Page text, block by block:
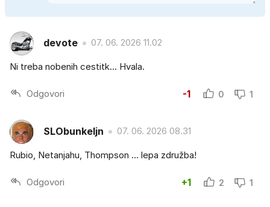
devote 07. 06. 2026 11.02
Ni treba nobenih cestitk... Hvala.
Odgovori -1 0 1
SLObunkeljn 07. 06. 2026 08.31
Rubio, Netanjahu, Thompson ... lepa združba!
Odgovori +1 2 1